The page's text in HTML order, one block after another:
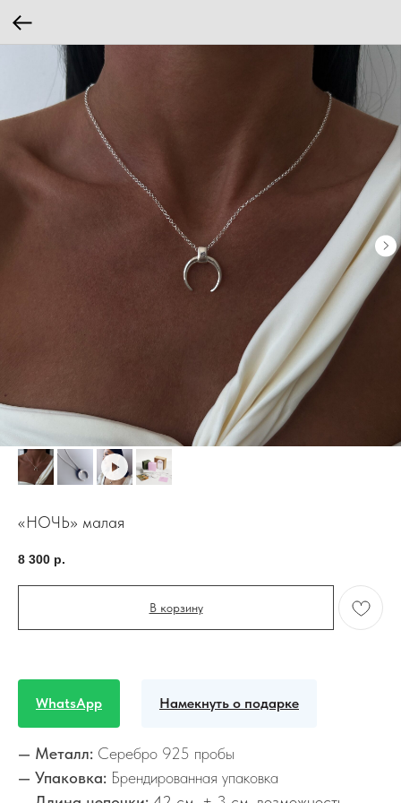
«НОЧЬ» малая
8 300 р.
В корзину
WhatsApp Намекнуть о подарке
— Металл: Серебро 925 пробы
— Упаковка: Брендированная упаковка